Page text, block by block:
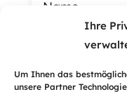
Ihre
Um Ihnen das
unsere Partner